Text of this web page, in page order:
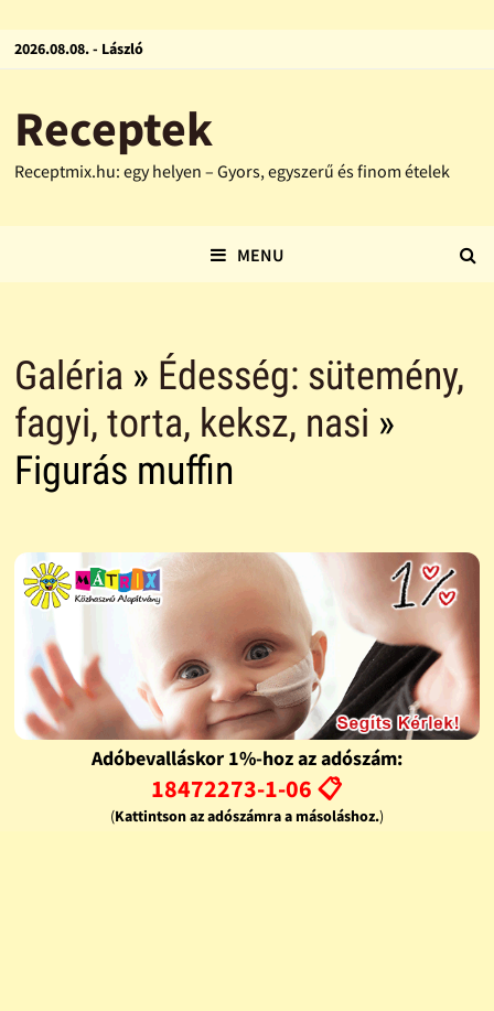
2026.08.08. - László
Receptek
Receptmix.hu: egy helyen – Gyors, egyszerű és finom ételek
MENU
Galéria » Édesség: sütemény,
fagyi, torta, keksz, nasi »
Figurás muffin
Adóbevalláskor 1%-hoz az adószám:
18472273-1-06 📋
(Kattintson az adószámra a másoláshoz.)